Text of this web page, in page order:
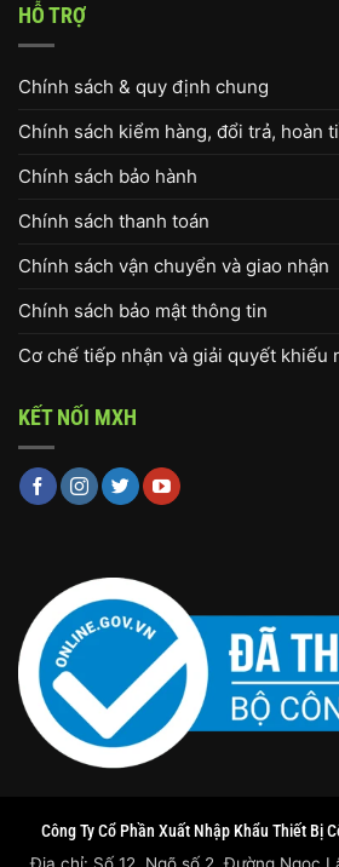
HỖ TRỢ
Chính sách & quy định chung
Chính sách kiểm hàng, đổi trả, hoàn
Chính sách bảo hành
Chính sách thanh toán
Chính sách vận chuyển và giao nhận
Chính sách bảo mật thông tin
Cơ chế tiếp nhận và giải quyết khiếu
KẾT NỐI MXH
Công Ty Cổ Phần Xuất Nhập Khẩu Thiết Bị